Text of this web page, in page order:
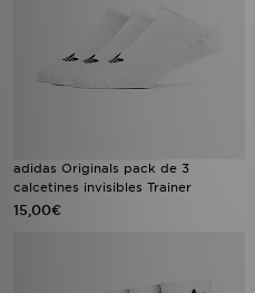
adidas Originals pack de 3
calcetines invisibles Trainer
15,00€